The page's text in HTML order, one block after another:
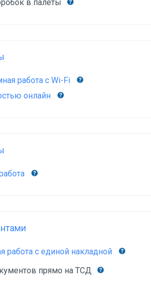
в палеты
работа с Wi-Fi
онлайн
работа с единой накладной
прямо на ТСД